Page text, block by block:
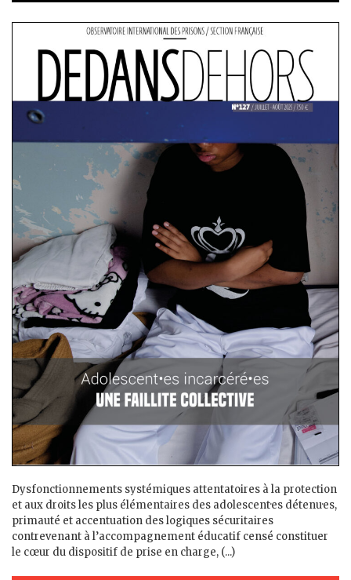
Dysfonctionnements systémiques attentatoires à la protection
et aux droits les plus élémentaires des adolescent·es détenu·es,
primauté et accentuation des logiques sécuritaires
contrevenant à l’accompagnement éducatif censé constituer
le cœur du dispositif de prise en charge, (...)